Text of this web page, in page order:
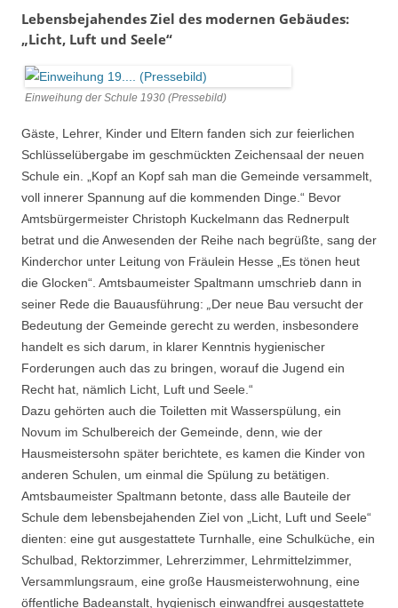
Lebensbejahendes Ziel des modernen Gebäudes:
„Licht, Luft und Seele“
Einweihung der Schule 1930 (Pressebild)
Gäste, Lehrer, Kinder und Eltern fanden sich zur feierlichen
Schlüsselübergabe im geschmückten Zeichensaal der neuen
Schule ein. „Kopf an Kopf sah man die Gemeinde versammelt,
voll innerer Spannung auf die kommenden Dinge.“ Bevor
Amtsbürgermeister Christoph Kuckelmann das Rednerpult
betrat und die Anwesenden der Reihe nach begrüßte, sang der
Kinderchor unter Leitung von Fräulein Hesse „Es tönen heut
die Glocken“. Amtsbaumeister Spaltmann umschrieb dann in
seiner Rede die Bauausführung:
Der neue Bau versucht der
Bedeutung der Gemeinde gerecht zu werden, insbesondere
handelt es sich darum, in klarer Kenntnis hygienischer
Forderungen auch das zu bringen, worauf die Jugend ein
Recht hat, nämlich Licht, Luft und Seele.“
Dazu gehörten auch die Toiletten mit Wasserspülung, ein
Novum im Schulbereich der Gemeinde, denn, wie der
Hausmeistersohn später berichtete, es kamen die Kinder von
anderen Schulen, um einmal die Spülung zu betätigen.
Amtsbaumeister Spaltmann betonte, dass alle Bauteile der
Schule dem lebensbejahenden Ziel von „Licht, Luft und Seele“
dienten: eine gut ausgestattete Turnhalle, eine Schulküche, ein
Schulbad, Rektorzimmer, Lehrerzimmer, Lehrmittelzimmer,
Versammlungsraum, eine große Hausmeisterwohnung, eine
öffentliche Badeanstalt, hygienisch einwandfrei ausgestattete